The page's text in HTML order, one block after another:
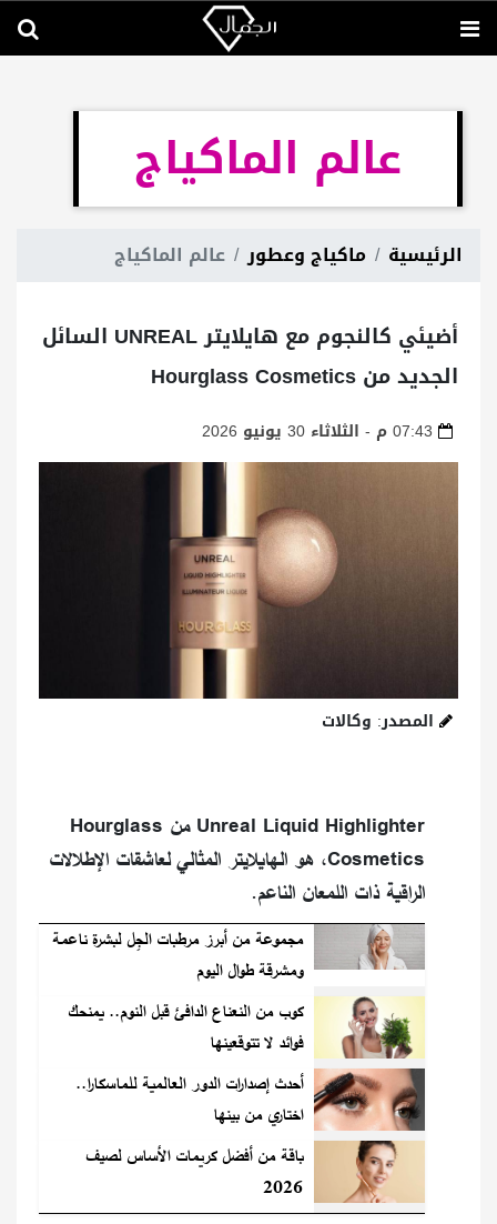
عالم الماكياج
الرئيسية ماكياج وعطور عالم الماكياج
أضيئي كالنجوم مع هايلايتر UNREAL السائل
الجديد من Hourglass Cosmetics
المصدر: وكالات
Unreal Liquid Highlighter من Hourglass
Cosmetics، هو الهايلايتر المثالي لعاشقات الإطلالات
الراقية ذات اللمعان الناعم.
مجموعة من أبرز مرطبات الجِل لبشرة ناعمة
ومشرقة طوال اليوم
كوب من النعناع الدافئ قبل النوم.. يمنحك
فوائد لا تتوقعينها
أحدث إصدارات الدور العالمية للماسكارا..
اختاري من بينها
باقة من أفضل كريمات الأساس لصيف
2026